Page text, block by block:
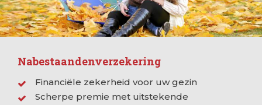
Nabestaandenverzekering
Financiële zekerheid voor uw gezin
Scherpe premie met uitstekende